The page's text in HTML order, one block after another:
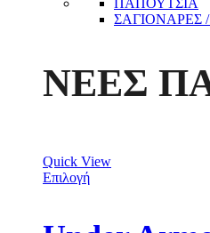
ΠΑΠΟΥΤΣΙΑ
ΝΕΕΣ
Quick View
Επιλογή